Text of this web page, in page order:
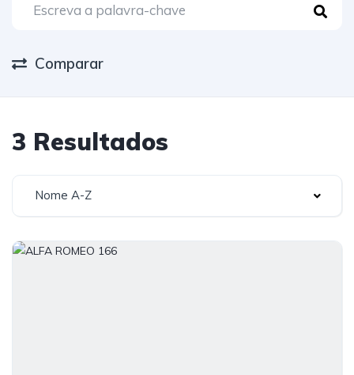
Comparar
3 Resultados
Nome A-Z